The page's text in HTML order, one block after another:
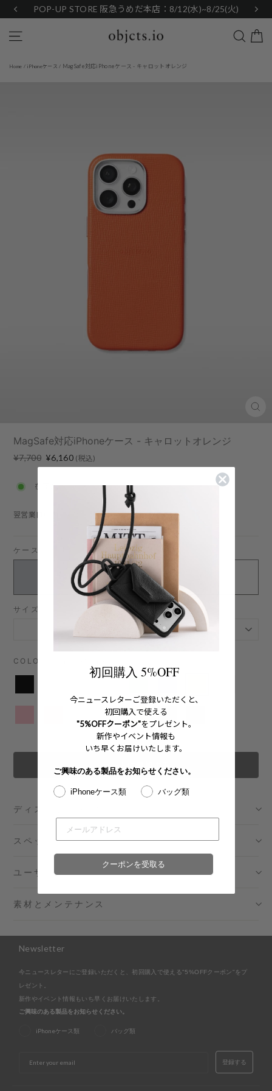
content
POP-UP STORE 阪急うめだ本店：8/12(水)~8/25(火)
Search
Home / iPhoneケース / MagSafe対応iPhoneケース - キャロットオレンジ
MagSafe対応iPhoneケース - キャロットオレンジ
Regular
¥7,700 Sale
price
¥6,160 (税込)
在庫あり
翌営業日以内に発送：詳細はこちら
ケースタイプ
カラビナ無し
サイズ
COLOR
カートに追加する
ディスクリプション
スペック
ユーザーガイド
素材とメンテナンス
Newsletter
今ニュースレターにご登録いただくと、初回購入で使える"5%OFFクーポン"をプ
レゼント。
新作やイベント情報もいち早くお届けいたします。
ご興味のある製品をお知らせください。
iPhoneケース類 バッグ類
登録する
初回購入 5%OFF
今ニュースレターご登録いただくと、
初回購入で使える
"5%OFFクーポン"をプレゼント。
新作やイベント情報も
いち早くお届けいたします。
ご興味のある製品をお知らせください。
iPhoneケース類 バッグ類
クーポンを受取る